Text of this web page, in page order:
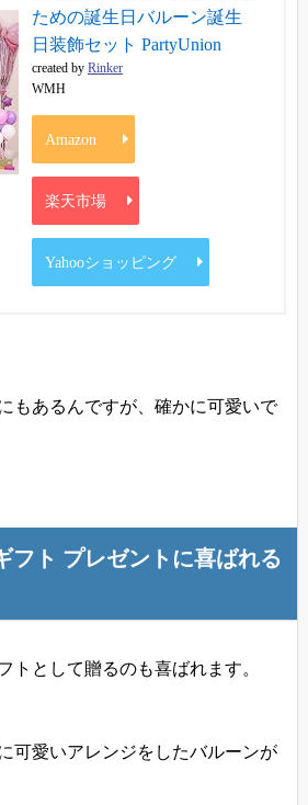
ための誕生日バルーン誕生
日装飾セット PartyUnion
created by Rinker
WMH
Amazon
楽天市場
Yahooショッピング
もあるんですが、確かに可愛いで
フト プレゼントに喜ばれる
トとして贈るのも喜ばれます。
可愛いアレンジをしたバルーンが